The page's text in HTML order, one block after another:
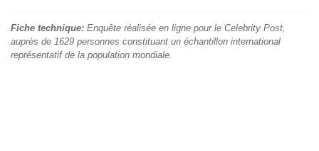
Fiche technique: Enquête réalisée en ligne pour le Celebrity Post,
auprès de 1629 personnes constituant un échantillon international
représentatif de la population mondiale.